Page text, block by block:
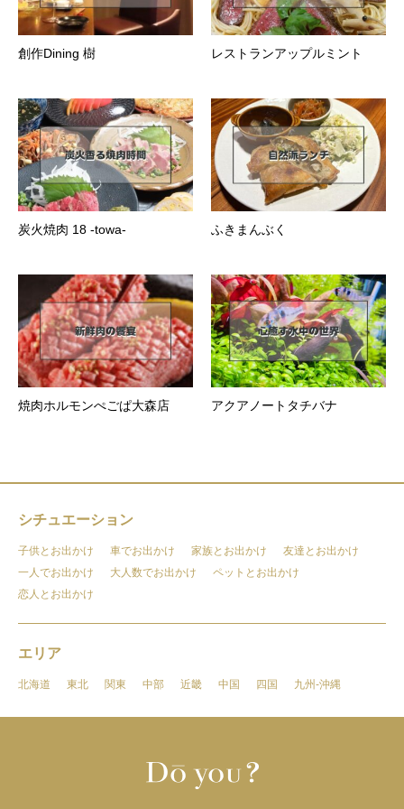
創作Dining 樹 レストランアップルミント
炭火焼肉 18 -towa- ふきまんぶく
焼肉ホルモンぺごぱ大森店 アクアノートタチバナ
シチュエーション
子供とお出かけ 車でお出かけ 家族とお出かけ
友達とお出かけ
一人でお出かけ
大人数でお出かけ
ペットとお出かけ
恋人とお出かけ
エリア
北海道 東北 関東 中部 近畿 中国 四国 九州-沖縄